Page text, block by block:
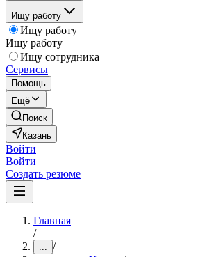
Ищу работу
Ищу работу
Ищу работу
Ищу сотрудника
Сервисы
Помощь
Ещё
Поиск
Казань
Войти
Войти
Создать резюме
Главная
/
... /